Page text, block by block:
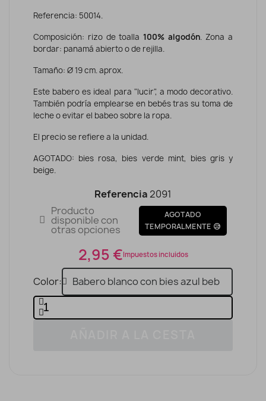
Referencia: 50014.
Composición: rizo de toalla 100% algodón. Zona a
bordar: panamá abierto o de rejilla.
Tamaño: Ø 19 cm. aprox.
Este babero es ideal para "lucir", a modo decorativo.
También podría emplearse en bebés tras su toma de
leche o evitar el babeo sobre la ropa.
El precio se refiere a la unidad.
AGOTADO: bies rosa, bies verde mint, bies gris y
beige.
Referencia 2091
Producto
disponible con
otras opciones
AGOTADO
TEMPORALMENTE 😥
2,95 €Impuestos incluidos
Color